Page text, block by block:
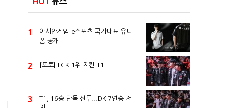
1
아시안게임 e스포츠 국가대표 유니
폼 공개
2 [포토] LCK 1위 지킨 T1
3
T1, 16승 단독 선두...DK 7연승 저